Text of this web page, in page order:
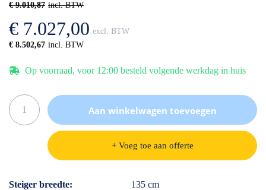
€ 9.010,87
€ 8.502,67
€ 7.027,00
Op voorraad, voor 12:00 besteld volgende werkdag in huis
Aan winkelwagen toevoegen
+ Voeg toe aan offerte
Specificaties
Steiger breedte
135 cm